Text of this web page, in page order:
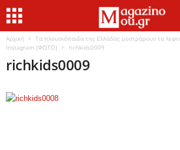
Αρχική
Τα πλουσιόπαιδα της Ελλάδας μοστράρουν τα
Instagram (ΦΩΤΟ)
richkids0009
richkids0009